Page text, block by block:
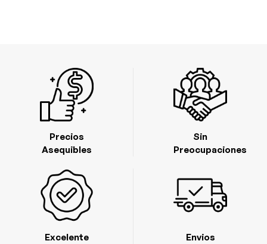
Excelente
Precios
Asequibles
Envios
Sin
Preocupaciones